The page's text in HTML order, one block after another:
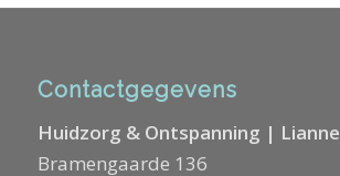
Contactgegevens
Huidzorg & Ontspanning | Lianne
Bramengaarde 136